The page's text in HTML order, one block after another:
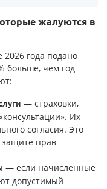
жалуются в
года подано
больше, чем год
— страховки,
Их
согласия. Это
защите прав
— если начисленные
допустимый